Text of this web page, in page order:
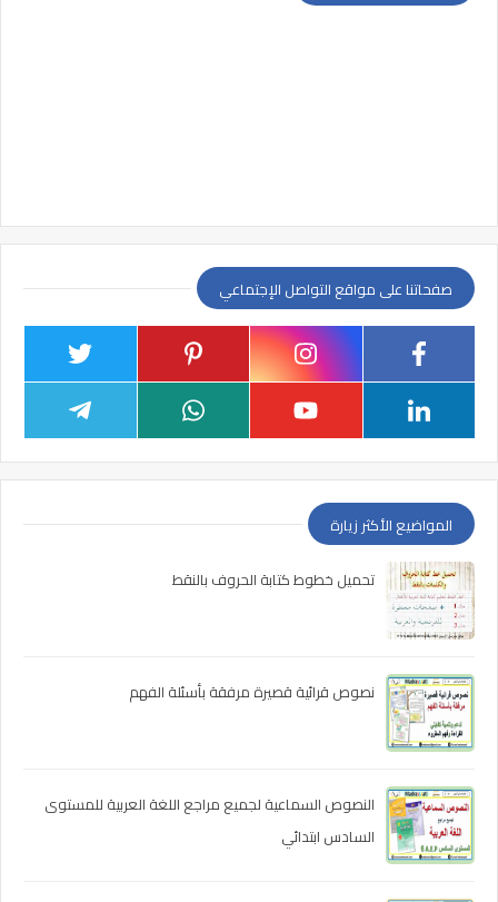
صفحاتنا على مواقع التواصل الإجتماعي
المواضيع الأكثر زيارة
تحميل خطوط كتابة الحروف بالنقط
نصوص قرائية قصيرة مرفقة بأسئلة الفهم
النصوص السماعية لجميع مراجع اللغة العربية للمستوى
السادس ابتدائي